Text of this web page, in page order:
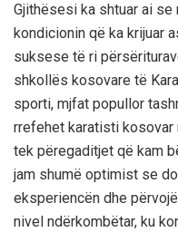
Gjithësesi ka shtuar ai se
kondicionin që ka krijuar
suksese të ri
shkollës kosovare të
sporti, mjfat popullor
rrefehet karatisti
tek përegaditjet që kam
jam shumë optimist se
eksperiencën dhe
nivel ndërkombëtar, ku